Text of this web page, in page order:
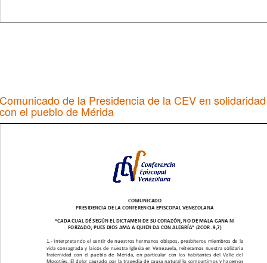
Comunicado de la Presidencia de la CEV en solidaridad
con el pueblo de Mérida